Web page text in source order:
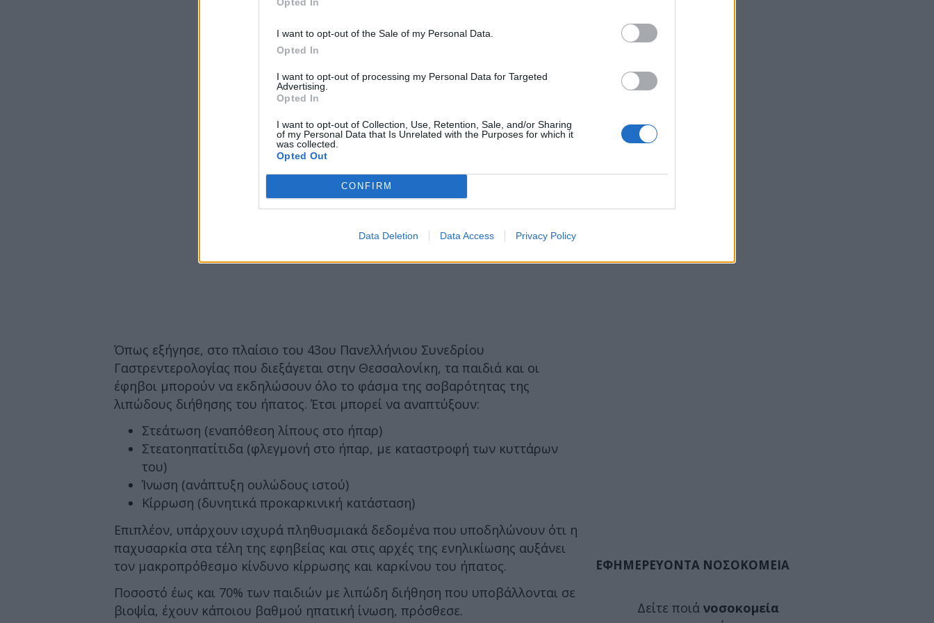
I want to opt-out of the Sale of my Personal Data.
Opted In
I want to opt-out of processing my Personal Data for Targeted
Advertising.
Opted In
I want to opt-out of Collection, Use, Retention, Sale, and/or Sharing
of my Personal Data that Is Unrelated with the Purposes for which it
was collected.
Opted Out
CONFIRM
Data Deletion Data Access Privacy Policy
Όπως εξήγησε, στο πλαίσιο του 43ου Πανελλήνιου Συνεδρίου
Γαστρεντερολογίας που διεξάγεται στην Θεσσαλονίκη, τα παιδιά και οι
έφηβοι μπορούν να εκδηλώσουν όλο το φάσμα της σοβαρότητας της
λιπώδους διήθησης του ήπατος. Έτσι μπορεί να αναπτύξουν:
Στεάτωση (εναπόθεση λίπους στο ήπαρ)
Στεατοηπατίτιδα (φλεγμονή στο ήπαρ, με καταστροφή των κυττάρων
του)
Ίνωση (ανάπτυξη ουλώδους ιστού)
Κίρρωση (δυνητικά προκαρκινική κατάσταση)
Επιπλέον, υπάρχουν ισχυρά πληθυσμιακά δεδομένα που υποδηλώνουν ότι η
παχυσαρκία στα τέλη της εφηβείας και στις αρχές της ενηλικίωσης αυξάνει
τον μακροπρόθεσμο κίνδυνο κίρρωσης και καρκίνου του ήπατος.
Ποσοστό έως και 70% των παιδιών με λιπώδη διήθηση που υποβάλλονται σε
βιοψία, έχουν κάποιου βαθμού ηπατική ίνωση, πρόσθεσε.
ΕΦΗΜΕΡΕΥΟΝΤΑ ΝΟΣΟΚΟΜΕΙΑ
Δείτε ποιά νοσοκομεία